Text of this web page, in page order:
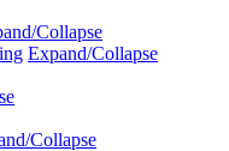
Collapse
Expand/Collapse
Collapse